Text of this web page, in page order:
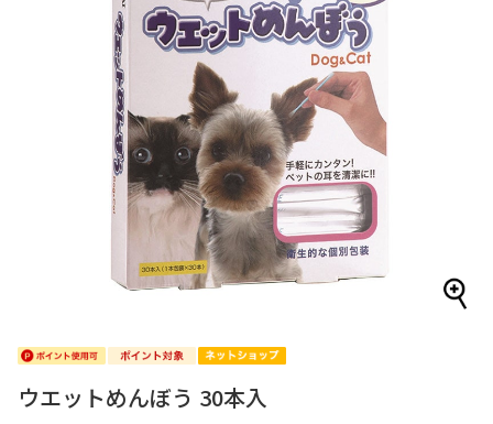
ウエットめんぼう 30本入